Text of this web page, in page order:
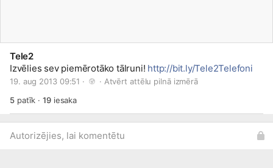
Tele2
Izvēlies sev piemērotāko tālruni! http://bit.ly/Tele2Telefoni
19. aug 2013 09:51 · · Atvērt attēlu pilnā izmērā
5patīk ·19iesaka
Autorizējies, lai komentētu